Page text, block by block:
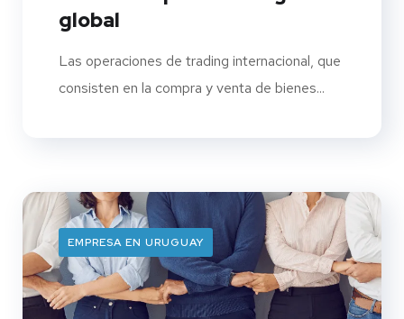
global
Las operaciones de trading internacional, que
consisten en la compra y venta de bienes...
EMPRESA EN URUGUAY